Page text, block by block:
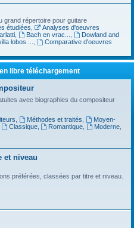
grand répertoire pour guitare
étudiées
Analyses d'oeuvres
, Bach en vrac...
Dowland and
lobos ...
Comparative d'oeuvres
libre téléchargement
avec biographies du compositeur
Méthodes et traités
Moyen-
Classique, Romantique Moderne
et niveau
préférées, classées par titre et niveau.